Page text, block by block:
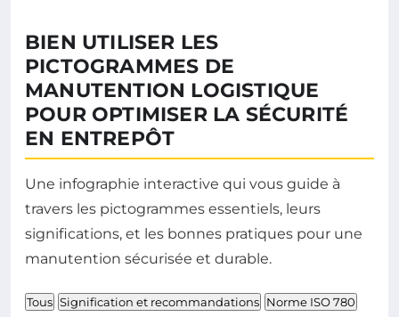
BIEN UTILISER LES
PICTOGRAMMES DE
MANUTENTION LOGISTIQUE
POUR OPTIMISER LA SÉCURITÉ
EN ENTREPÔT
Une infographie interactive qui vous guide à
travers les pictogrammes essentiels, leurs
significations, et les bonnes pratiques pour une
manutention sécurisée et durable.
Tous Signification et recommandations Norme ISO 780